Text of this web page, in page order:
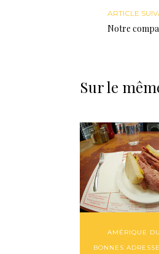
ARTICLE
Notre
Sur le
AMÉRIQUE
BONNES